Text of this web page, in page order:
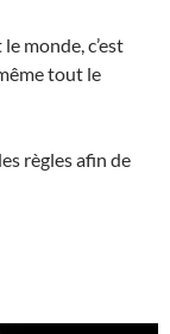
monde, c’est
tout le
règles afin de